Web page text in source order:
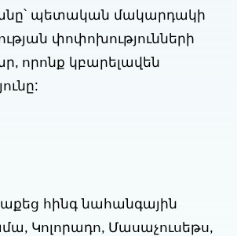
պետական մակարդակի
փոփոխությունների
որոնք կբարելավեն
հինգ նահանգային
Կոլորադո, Մասաչուսեթս,